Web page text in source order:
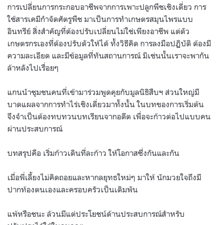
การเปลี่ยนการกระกอบอาชีพจากการเพาะปลูกพืชเชิงเดี่ยว การ
ใช้สารเคมีกำจัดศัตรูพืช มาเป็นการทำเกษตรสมุนไพรแบบ
อินทรีย์ สิ่งสำคัญที่ต้องปรับเปลี่ยนไม่ใช่เพียงอาชีพ แต่ตัว
เกษตรกรเองที่ต้องปรับตัวให้ได้ ทั้งวิธีคิด การลงมือปฏิบัติ ต้องมี
ความละเอียด และมีข้อมูลที่ทันสถานการณ์ มิเช่นนั้นเราจะพากัน
ล้าหลังไปเรื่อยๆ
แกนนำชุมชนคนที่เข้ามาร่วมพูดคุยกับมูลนิธิสืบฯ ส่วนใหญ่มี
บาดแผลจากการทำไร่เชิงเดี่ยวมาทั้งนั้น ในบทของการเริ่มต้น
จึงจำเป็นต้องทบทวนบทเรียนจากอดีต เพื่อจะก้าวต่อไปแบบคน
ผ่านประสบการณ์
บทสรุปคือ เริ่มก้าวเดินที่ละก้าว ให้โอกาสซึ่งกันและกัน
เมื่อพี่เลี้ยงไม่คิดถอยและหากลยุทธใหม่ๆ มาให้ นักมวยใจถึงมี
ปากท้องตนเองและครอบครัวเป็นเดิมพัน
แพ้หรือชนะ ล้วนมีแต่ประโยชน์ด้านประสบการณ์สำหรับ